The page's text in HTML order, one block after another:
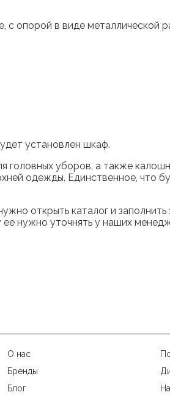
опорой в виде металлической
установлен шкаф.
уборов, а также
одежды. Единственное, что
открыть каталог и заполнить
нужно уточнять у наших
О нас
Бренды
Блог